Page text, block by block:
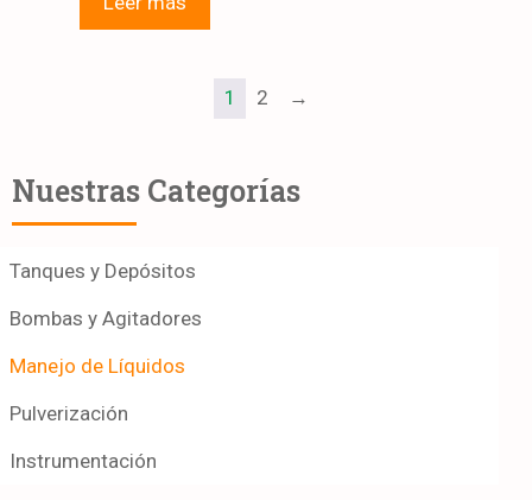
Nuestras Categorías
Tanques y Depósitos
Bombas y Agitadores
Manejo de Líquidos
Pulverización
Instrumentación
1 2 →